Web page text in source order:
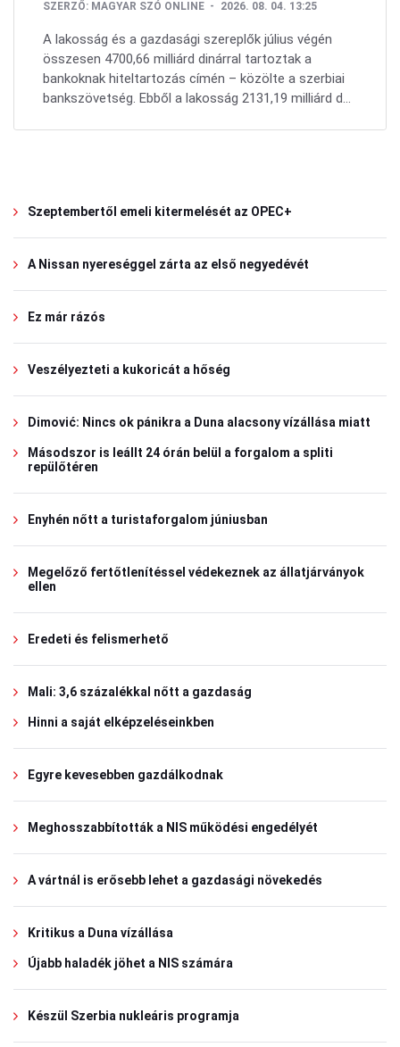
SZERZŐ: MAGYAR SZÓ ONLINE 2026. 08. 04. 13:25
A lakosság és a gazdasági szereplők július végén
összesen 4700,66 milliárd dinárral tartoztak a
bankoknak hiteltartozás címén – közölte a szerbiai
bankszövetség. Ebből a lakosság 2131,19 milliárd d...
Szeptembertől emeli kitermelését az OPEC+
A Nissan nyereséggel zárta az első negyedévét
Ez már rázós
Veszélyezteti a kukoricát a hőség
Dimović: Nincs ok pánikra a Duna alacsony vízállása miatt
Másodszor is leállt 24 órán belül a forgalom a spliti
repülőtéren
Enyhén nőtt a turistaforgalom júniusban
Megelőző fertőtlenítéssel védekeznek az állatjárványok
ellen
Eredeti és felismerhető
Mali: 3,6 százalékkal nőtt a gazdaság
Hinni a saját elképzeléseinkben
Egyre kevesebben gazdálkodnak
Meghosszabbították a NIS működési engedélyét
A vártnál is erősebb lehet a gazdasági növekedés
Kritikus a Duna vízállása
Újabb haladék jöhet a NIS számára
Készül Szerbia nukleáris programja